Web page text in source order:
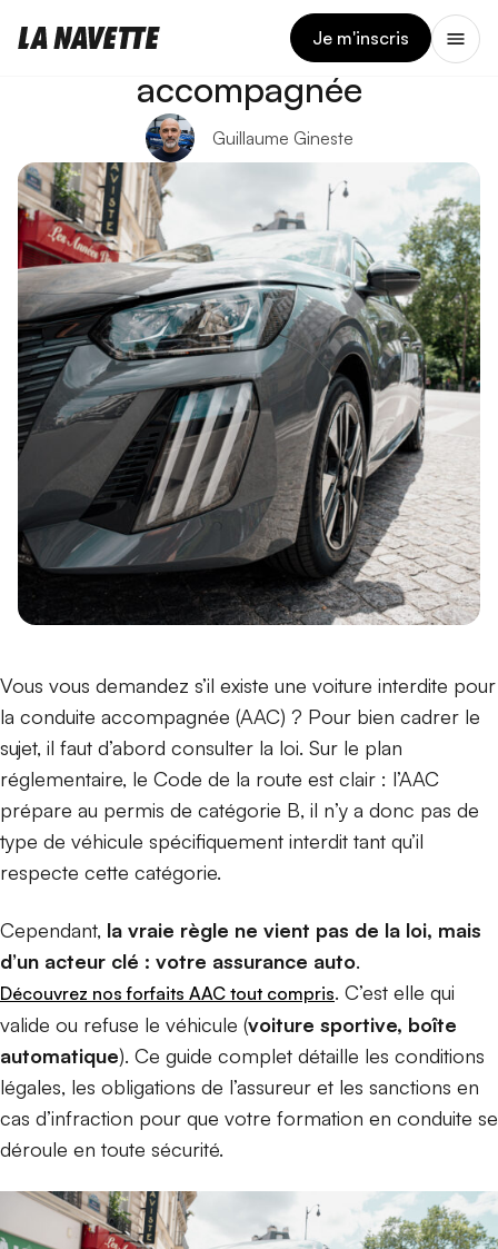
Je m'inscris
Voiture interdite en conduite
accompagnée
Guillaume Gineste
Vous vous demandez s’il existe une voiture interdite pour
la conduite accompagnée (AAC) ? Pour bien cadrer le
sujet, il faut d’abord consulter la loi. Sur le plan
réglementaire, le Code de la route est clair : l’AAC
prépare au permis de catégorie B, il n’y a donc pas de
type de véhicule spécifiquement interdit tant qu’il
respecte cette catégorie.
Cependant, la vraie règle ne vient pas de la loi, mais
d’un acteur clé : votre assurance auto.
Découvrez nos forfaits AAC tout compris. C’est elle qui
valide ou refuse le véhicule (voiture sportive, boîte
automatique). Ce guide complet détaille les conditions
légales, les obligations de l’assureur et les sanctions en
cas d’infraction pour que votre formation en conduite se
déroule en toute sécurité.